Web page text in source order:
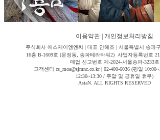
이용약관 개인정보처리방침
주식회사 에스제이엠엔씨 | 대표 안해조 | 서울특별시 송파
16층 B-1609호 (문정동, 송파테라타워2) 사업자등록번호
매업 신고번호 제-2024-서울송파-3233호
고객센터 cs_moa@sjmnc.co.kr | 02-400-6036 (평일
12:30~13:30 / 주말 및 공휴일 휴무)
AsiaN. ALL RIGHTS RESERVED